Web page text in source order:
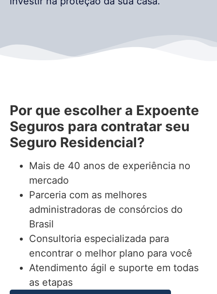
Por que escolher a Expoente
Seguros para contratar seu
Seguro Residencial?
Mais de 40 anos de experiência no
mercado
Parceria com as melhores
administradoras de consórcios do
Brasil
Consultoria especializada para
encontrar o melhor plano para você
Atendimento ágil e suporte em todas
as etapas